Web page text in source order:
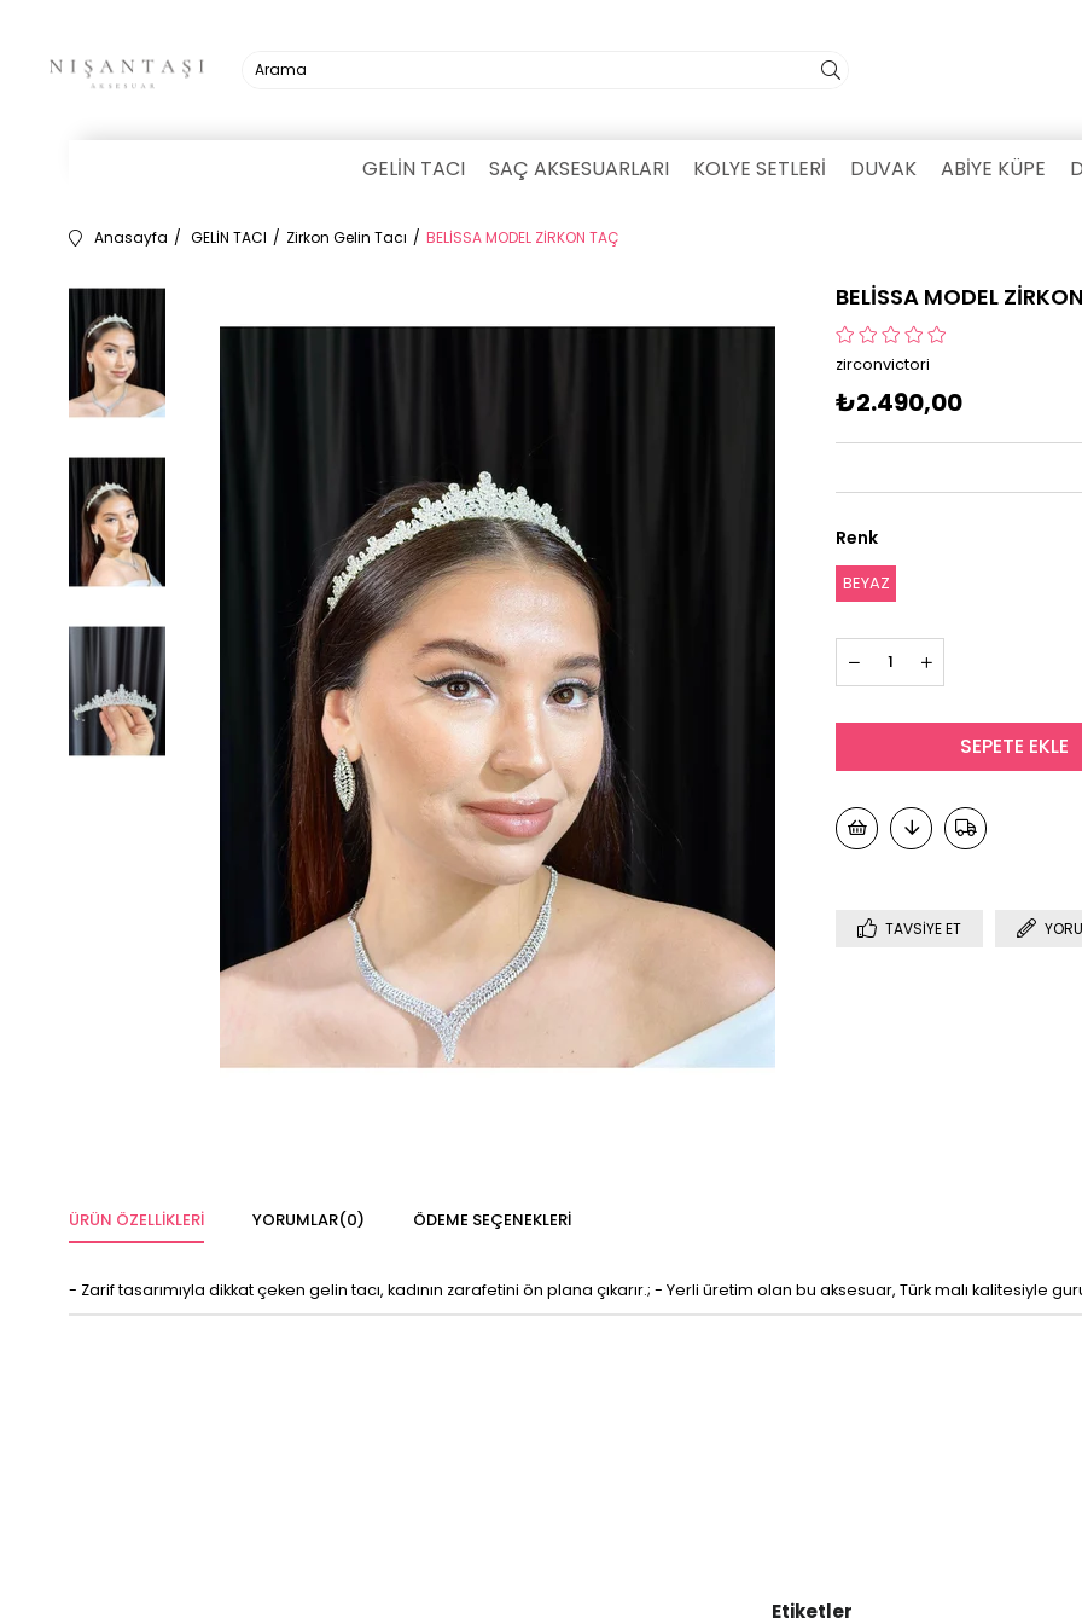
GELİN TACI SAÇ AKSESUARLARI KOLYE SETLERİ DUVAK ABİYE KÜPE
Anasayfa GELİN TACI Zirkon Gelin Tacı BELİSSA MODEL ZİRKON TAÇ
BELİSSA MODEL
zirconvictori
₺2.490,00
Renk
BEYAZ
TAVSIYE ET
ÜRÜN ÖZELLIKLERI YORUMLAR(0) ÖDEME SEÇENEKLERI
- Zarif tasarımıyla dikkat çeken gelin tacı, kadının zarafetini ön plana çıkarır.; - Yerli üretim olan bu aksesuar, Türk malı kalitesiyle
Etiketler